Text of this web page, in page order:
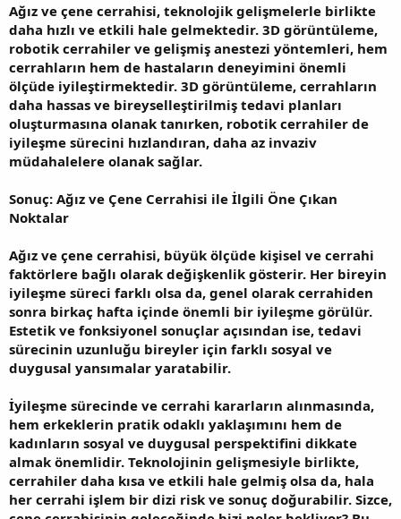
Ağız ve çene cerrahisi, teknolojik gelişmelerle birlikte
daha hızlı ve etkili hale gelmektedir. 3D görüntüleme,
robotik cerrahiler ve gelişmiş anestezi yöntemleri, hem
cerrahların hem de hastaların deneyimini önemli
ölçüde iyileştirmektedir. 3D görüntüleme, cerrahların
daha hassas ve bireyselleştirilmiş tedavi planları
oluşturmasına olanak tanırken, robotik cerrahiler de
iyileşme sürecini hızlandıran, daha az invaziv
müdahalelere olanak sağlar.
Sonuç: Ağız ve Çene Cerrahisi ile İlgili Öne Çıkan
Noktalar
Ağız ve çene cerrahisi, büyük ölçüde kişisel ve cerrahi
faktörlere bağlı olarak değişkenlik gösterir. Her bireyin
iyileşme süreci farklı olsa da, genel olarak cerrahiden
sonra birkaç hafta içinde önemli bir iyileşme görülür.
Estetik ve fonksiyonel sonuçlar açısından ise, tedavi
sürecinin uzunluğu bireyler için farklı sosyal ve
duygusal yansımalar yaratabilir.
İyileşme sürecinde ve cerrahi kararların alınmasında,
hem erkeklerin pratik odaklı yaklaşımını hem de
kadınların sosyal ve duygusal perspektifini dikkate
almak önemlidir. Teknolojinin gelişmesiyle birlikte,
cerrahiler daha kısa ve etkili hale gelmiş olsa da, hala
her cerrahi işlem bir dizi risk ve sonuç doğurabilir. Sizce,